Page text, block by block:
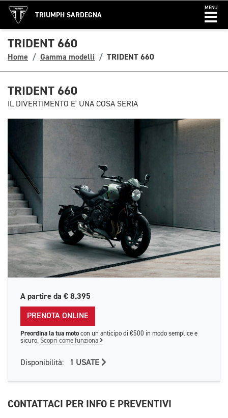
TRIUMPH SARDEGNA
MENU
TRIDENT 660
Home Gamma modelli TRIDENT 660
TRIDENT 660
IL DIVERTIMENTO E' UNA COSA SERIA
A partire da € 8.395
PRENOTA ONLINE
Preordina la tua moto con un anticipo di €500 in modo semplice e
sicuro. Scopri come funziona
Disponibilità: 1 USATE
CONTATTACI PER INFO E PREVENTIVI